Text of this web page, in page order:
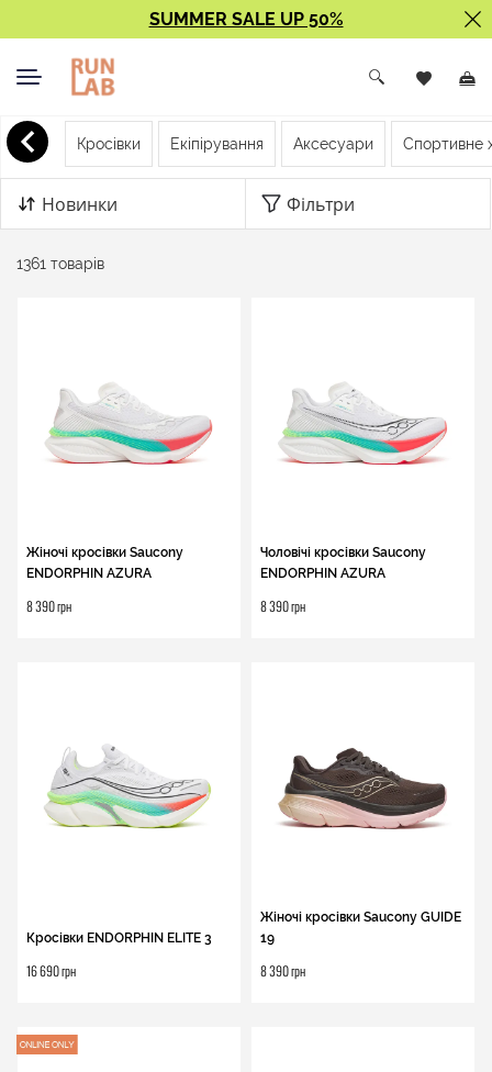
SUMMER SALE UP 50%
< Назад
Каталог
Кросівки Екіпірування Аксесуари Спортивне
Новинки Фільтри
1361 товарів
Жіночі кросівки Saucony
ENDORPHIN AZURA
8 390 грн
Чоловічі кросівки Saucony
ENDORPHIN AZURA
8 390 грн
Кросівки ENDORPHIN ELITE 3
16 690 грн
Жіночі кросівки Saucony GUIDE
19
8 390 грн